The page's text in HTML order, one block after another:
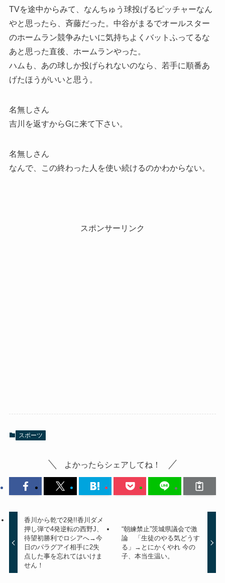
TVを途中からみて、なんちゅう球投げるピッチャーなん
やと思ったら、斉藤だった。中谷がまるでオールスター
のホームラン競争みたいに気持ちよくバットふってるな
あと思った直後、ホームランやった。
ハムも、あの球しか投げられないのなら、若手に順番あ
げたほうがいいと思う。
名無しさん
吉川を返すからGに来て下さい。
名無しさん
なんで、この終わった人を使い続けるのかわからない。
スポンサーリンク
スポーツ
よかったらシェアしてね！
香川から乾で2発!!香川ダメ
押し弾で4発逆転の西野J、
待望初勝利でロシアへ→今
日のパラグアイ相手に2失
点した事を忘れてはいけま
せん！
“朝練禁止”茨城県議会で激
論 「生徒のやる気どうす
る」→とにかくやれ 今の
子、本当生温い。